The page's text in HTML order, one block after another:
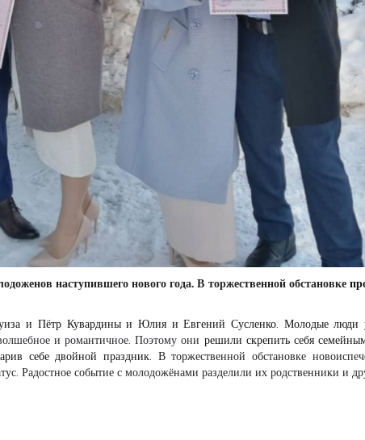
наступившего нового года. В торжественной обстановке
и Пётр Кувардины и Юлия и Евгений Сусленко. Молодые люди
и романтичное. Поэтому они решили скрепить себя
себе двойной праздник. В торжественной обстановке
Радостное событие с молодожёнами разделили их родственники и